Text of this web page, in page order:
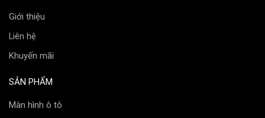
Giới thiệu
Liên hệ
Khuyến mãi
SẢN PHẨM
Màn hình ô tô